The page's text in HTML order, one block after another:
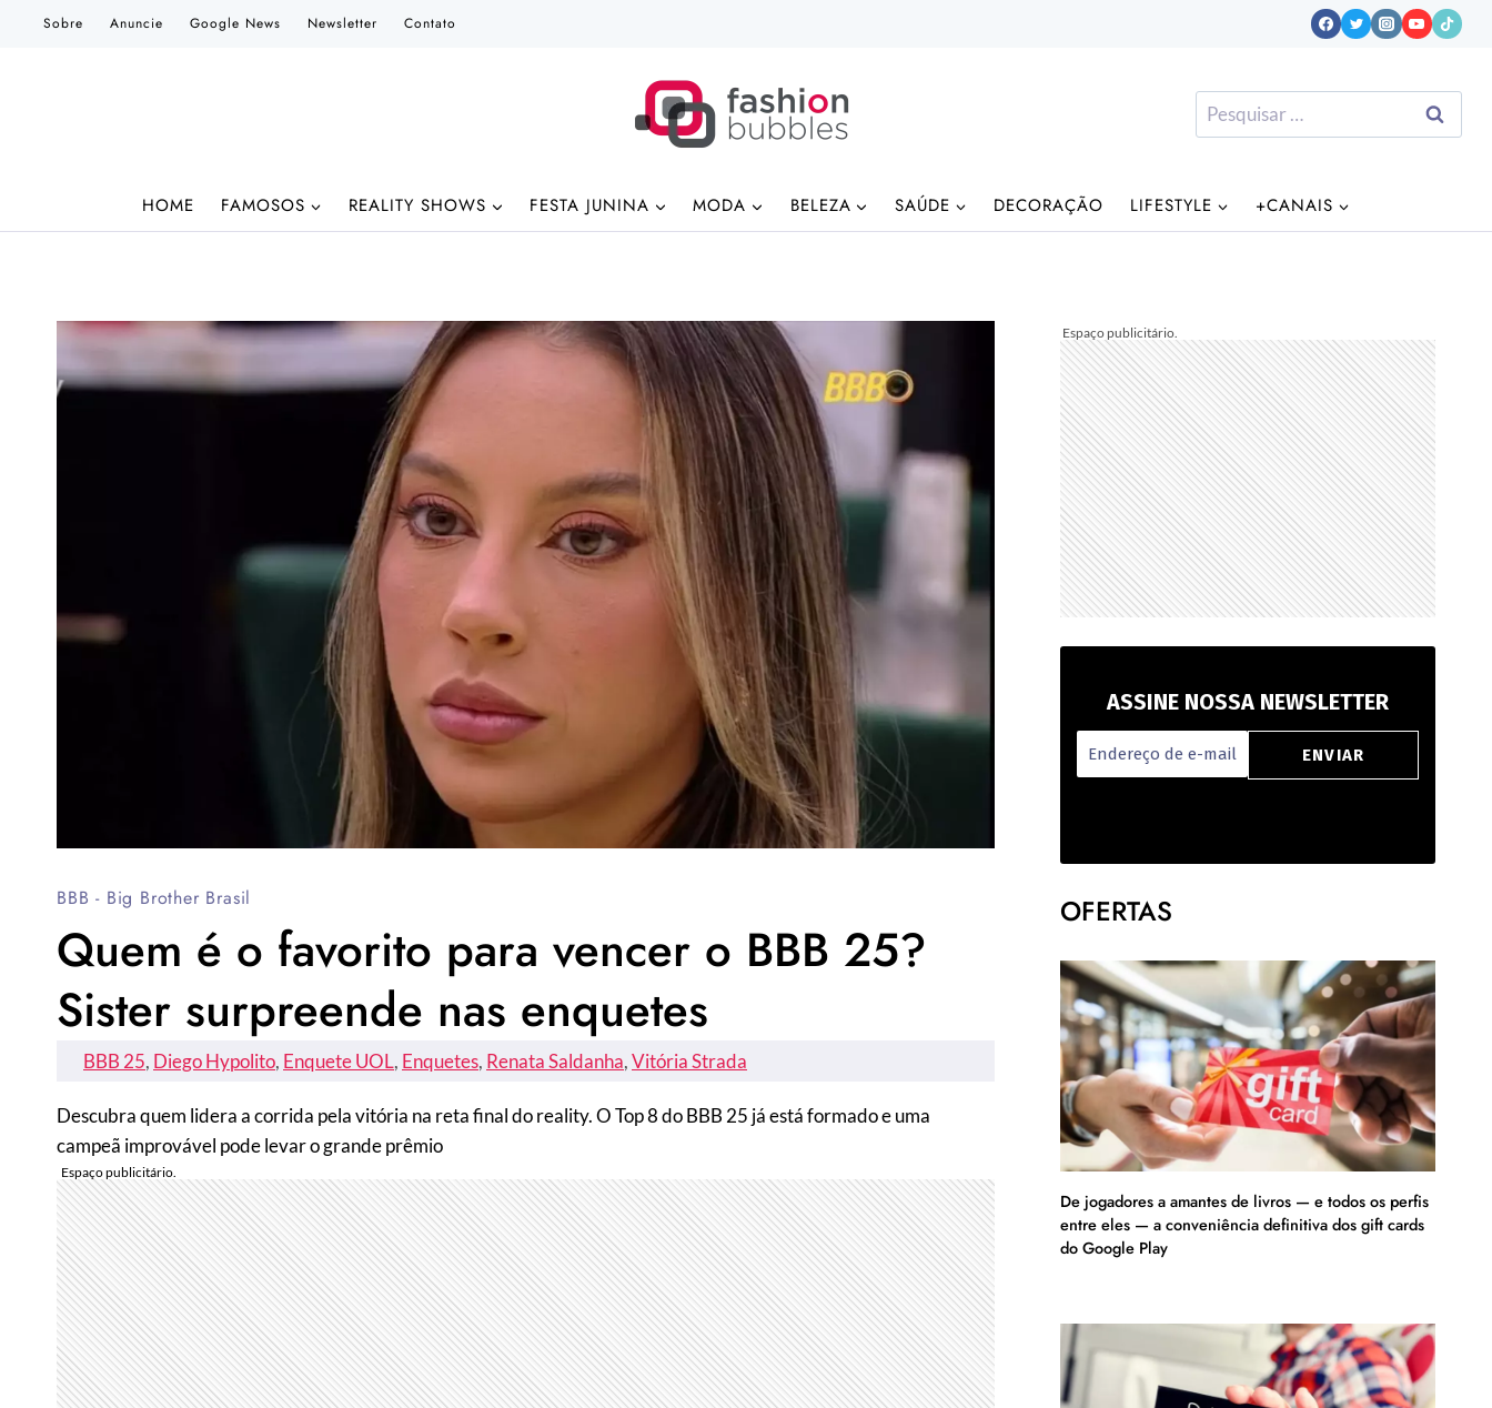
Sobre Anuncie Google News Newsletter Contato
Pesquisar
por:
HOME FAMOSOS REALITY SHOWS FESTA JUNINA MODA BELEZA SAÚDE DECORAÇÃO LIFESTYLE +CANAIS
BBB - Big Brother Brasil
Quem é o favorito para vencer o BBB 25?
Sister surpreende nas enquetes
BBB 25, Diego Hypolito, Enquete UOL, Enquetes, Renata Saldanha, Vitória Strada
Descubra quem lidera a corrida pela vitória na reta final do reality. O Top 8 do BBB 25 já está formado e uma
campeã improvável pode levar o grande prêmio
ASSINE NOSSA NEWSLETTER
OFERTAS
De jogadores a amantes de livros — e todos os perfis
entre eles — a conveniência definitiva dos gift cards
do Google Play